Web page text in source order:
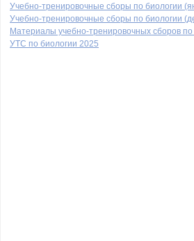
Учебно-тренировочные сборы по биологии
Учебно-тренировочные сборы по биологии
Материалы учебно-тренировочных сборов
УТС по биологии 2025